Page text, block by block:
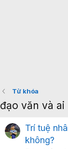
Từ khóa
đạo văn và ai
Trí tuệ
không?